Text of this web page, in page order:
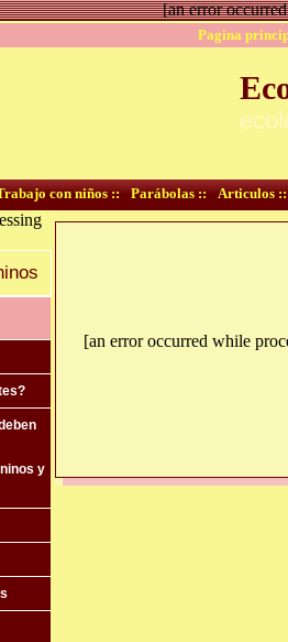
[an error
Pagina
con niños :: Parábolas :: Articulos ::
y
[an error occurred while